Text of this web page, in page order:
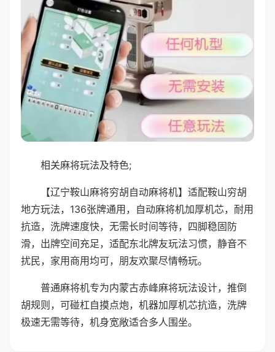
相关麻将玩法及特色;
【辽宁鞍山麻将穷胡自动麻将机】适配鞍山穷胡
地方玩法，136张牌通用，自动麻将机加厚机芯，耐用
抗造，洗牌速度快，无需长时间等待，四脚稳固防
滑，出牌空间充足，适配东北牌友玩法习惯，静音不
扰民，家用商用均可，朋友欢聚尽情畅玩。
普通麻将机专为内蒙古赤峰麻将玩法设计，推倒
胡规则，可碰杠自摸点炮，机器加厚机芯抗造，洗牌
极速无需等待，机身宽敞适合多人围坐。